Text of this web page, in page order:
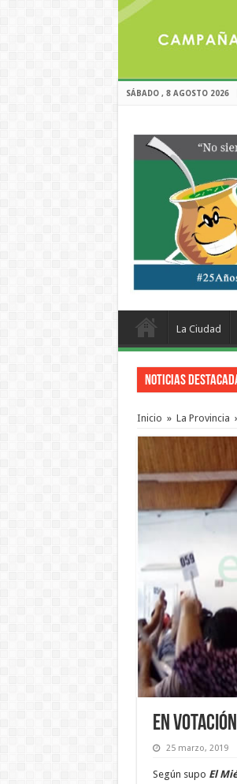
SÁBADO , 8 AGOSTO 2026
La Ciudad
Noticias
Inicio » La Provincia
En
25 marzo, 2019
Según supo El